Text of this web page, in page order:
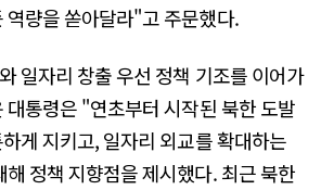
역량을 쏟아달라"고 주문했다.
일자리 창출 우선 정책 기조를 이어가
대통령은 "연초부터 시작된 북한 도발
게 지키고, 일자리 외교를 확대하는
정책 지향점을 제시했다. 최근 북한